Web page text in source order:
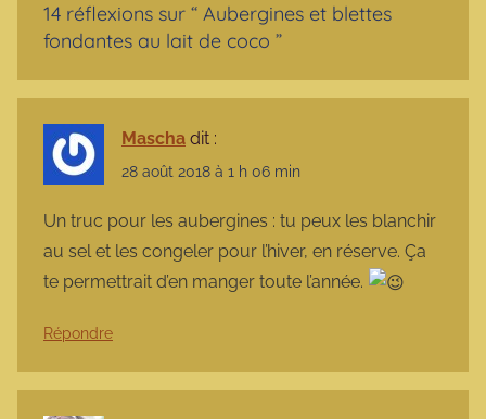
14 réflexions sur “ Aubergines et blettes
fondantes au lait de coco ”
Mascha dit :
28 août 2018 à 1 h 06 min
Un truc pour les aubergines : tu peux les blanchir
au sel et les congeler pour l’hiver, en réserve. Ça
te permettrait d’en manger toute l’année.
Répondre